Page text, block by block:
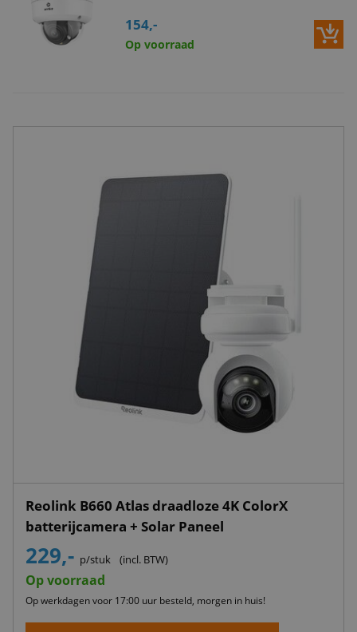
154,-
Op voorraad
Reolink B660 Atlas draadloze 4K ColorX
batterijcamera + Solar Paneel
229,- p/stuk (incl. BTW)
Op voorraad
Op werkdagen voor 17:00 uur besteld, morgen in huis!